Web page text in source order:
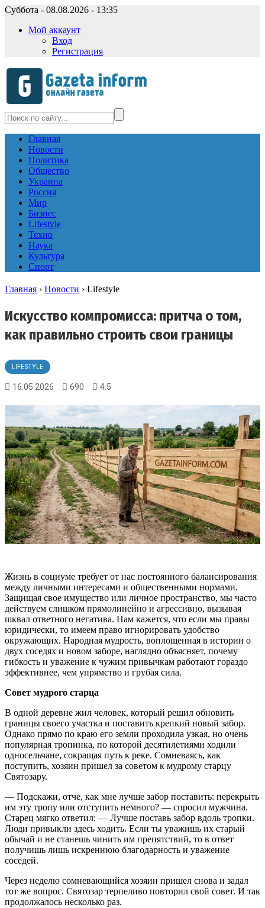
Суббота - 08.08.2026 - 13:35
Мой аккаунт
Вход
Регистрация
Главная
Новости
Политика
Общество
Украина
Россия
Мир
Бизнес
Lifestyle
Техно
Наука
Культура
Спорт
Главная › Новости › Lifestyle
Искусство компромисса: притча о том,
как правильно строить свои границы
LIFESTYLE
16.05.2026 690 4.5
Жизнь в социуме требует от нас постоянного балансирования
между личными интересами и общественными нормами.
Защищая свое имущество или личное пространство, мы часто
действуем слишком прямолинейно и агрессивно, вызывая
шквал ответного негатива. Нам кажется, что если мы правы
юридически, то имеем право игнорировать удобство
окружающих. Народная мудрость, воплощенная в истории о
двух соседях и новом заборе, наглядно объясняет, почему
гибкость и уважение к чужим привычкам работают гораздо
эффективнее, чем упрямство и грубая сила.
Совет мудрого старца
В одной деревне жил человек, который решил обновить
границы своего участка и поставить крепкий новый забор.
Однако прямо по краю его земли проходила узкая, но очень
популярная тропинка, по которой десятилетиями ходили
односельчане, сокращая путь к реке. Сомневаясь, как
поступить, хозяин пришел за советом к мудрому старцу
Святозару.
— Подскажи, отче, как мне лучше забор поставить: перекрыть
им эту тропу или отступить немного? — спросил мужчина.
Старец мягко ответил: — Лучше поставь забор вдоль тропки.
Люди привыкли здесь ходить. Если ты уважишь их старый
обычай и не станешь чинить им препятствий, то в ответ
получишь лишь искреннюю благодарность и уважение
соседей.
Через неделю сомневающийся хозяин пришел снова и задал
тот же вопрос. Святозар терпеливо повторил свой совет. И так
продолжалось несколько раз.